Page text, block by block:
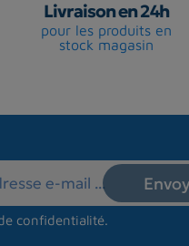
Livraison en 24h
pour les produits en
stock magasin
confidentialité.